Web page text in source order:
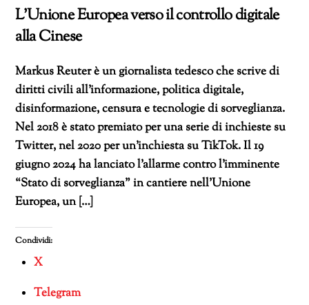
L’Unione Europea verso il controllo digitale
alla Cinese
Markus Reuter è un giornalista tedesco che scrive di
diritti civili all’informazione, politica digitale,
disinformazione, censura e tecnologie di sorveglianza.
Nel 2018 è stato premiato per una serie di inchieste su
Twitter, nel 2020 per un’inchiesta su TikTok. Il 19
giugno 2024 ha lanciato l’allarme contro l’imminente
“Stato di sorveglianza” in cantiere nell’Unione
Europea, un […]
Condividi:
X
Telegram